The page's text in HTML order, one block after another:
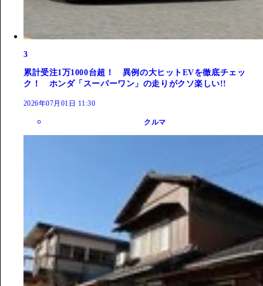
3
累計受注1万1000台超！ 異例の大ヒットEVを徹底チェッ
ク！ ホンダ「スーパーワン」の走りがクソ楽しい!!
2026年07月01日 11:30
クルマ